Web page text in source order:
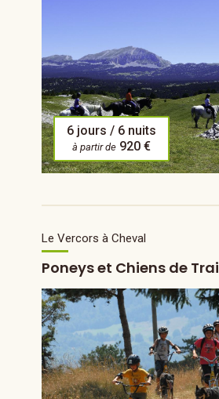
6 jours / 6 nuits
à partir de 920 €
Le Vercors à Cheval
Poneys et Chiens de